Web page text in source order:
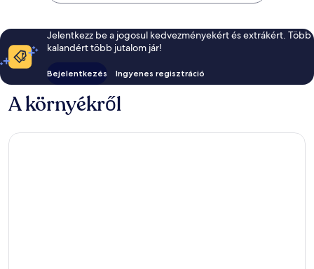
Jelentkezz be a jogosul kedvezményekért és extrákért. Több
kalandért több jutalom jár!
Bejelentkezés Ingyenes regisztráció
A környékről